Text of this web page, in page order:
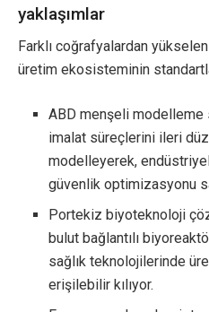
yaklaşımlar
Farklı coğrafyalardan
üretim ekosisteminin
ABD menşeli modelleme
imalat süreçlerini ileri
modelleyerek,
güvenlik optimizasyonu
Portekiz biyoteknoloji
bulut bağlantılı
sağlık teknolojilerinde
erişilebilir kılıyor.